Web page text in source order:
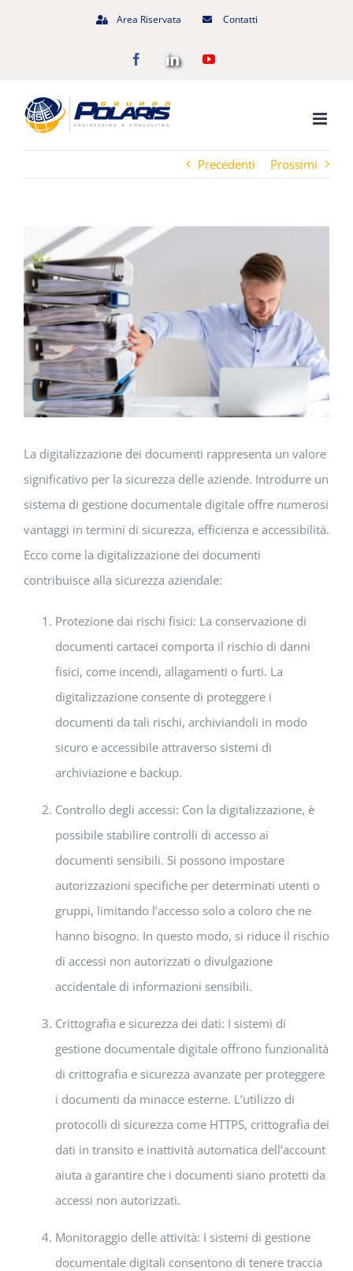
Area Riservata Contatti
FacebookLinkedInYouTube
Precedenti Prossimi
La digitalizzazione dei documenti rappresenta un valore
significativo per la sicurezza delle aziende. Introdurre un
sistema di gestione documentale digitale offre numerosi
vantaggi in termini di sicurezza, efficienza e accessibilità.
Ecco come la digitalizzazione dei documenti
contribuisce alla sicurezza aziendale:
Protezione dai rischi fisici: La conservazione di
documenti cartacei comporta il rischio di danni
fisici, come incendi, allagamenti o furti. La
digitalizzazione consente di proteggere i
documenti da tali rischi, archiviandoli in modo
sicuro e accessibile attraverso sistemi di
archiviazione e backup.
Controllo degli accessi: Con la digitalizzazione, è
possibile stabilire controlli di accesso ai
documenti sensibili. Si possono impostare
autorizzazioni specifiche per determinati utenti o
gruppi, limitando l’accesso solo a coloro che ne
hanno bisogno. In questo modo, si riduce il rischio
di accessi non autorizzati o divulgazione
accidentale di informazioni sensibili.
Crittografia e sicurezza dei dati: I sistemi di
gestione documentale digitale offrono funzionalità
di crittografia e sicurezza avanzate per proteggere
i documenti da minacce esterne. L’utilizzo di
protocolli di sicurezza come HTTPS, crittografia dei
dati in transito e inattività automatica dell’account
aiuta a garantire che i documenti siano protetti da
accessi non autorizzati.
Monitoraggio delle attività: I sistemi di gestione
documentale digitali consentono di tenere traccia